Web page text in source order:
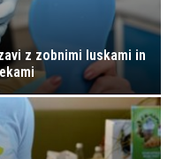
z zobnimi luskami in